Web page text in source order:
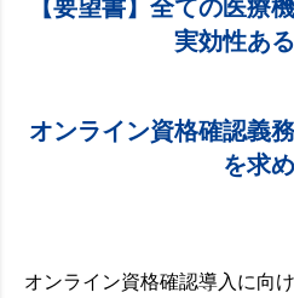
【要望書】全ての医療
実効性あ
オンライン資格確認義
を求
オンライン資格確認導入に向